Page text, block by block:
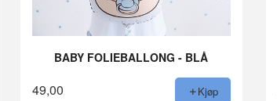
BABY FOLIEBALLONG - BLÅ
49,00 Kjøp